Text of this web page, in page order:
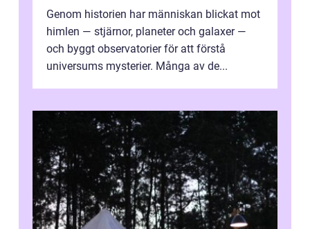
Genom historien har människan blickat mot
himlen — stjärnor, planeter och galaxer —
och byggt observatorier för att förstå
universums mysterier. Många av de...